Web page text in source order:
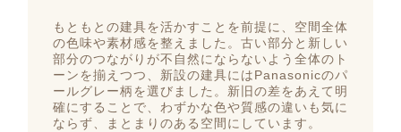
もともとの建具を活かすことを前提に、空間全体
の色味や素材感を整えました。古い部分と新しい
部分のつながりが不自然にならないよう全体のト
ーンを揃えつつ、新設の建具にはPanasonicのパ
ールグレー柄を選びました。新旧の差をあえて明
確にすることで、わずかな色や質感の違いも気に
ならず、まとまりのある空間にしています。